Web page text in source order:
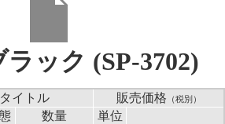
ック (SP-3702)
タイトル 販売価格 （税別）
数量 単位